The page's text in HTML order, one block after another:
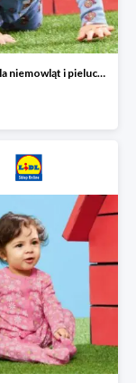
Artykuły dla niemowląt i pieluchy w Lidlu Online do -41%